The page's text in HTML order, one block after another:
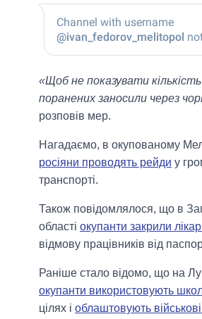
«Щоб не показувати
поранених заносили через
розповів мер.
Нагадаємо, в окупованому
росіяни проводять рейди у
транспорті.
Також повідомлялося, що в
області окупанти закрили
відмову працівників від
Раніше стало відомо, що на
окупанти використовують
цілях і облаштовують військові